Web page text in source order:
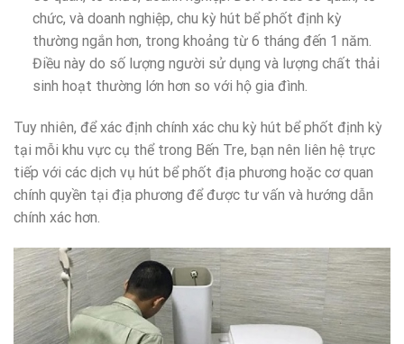
chức, và doanh nghiệp, chu kỳ hút bể phốt định kỳ
thường ngắn hơn, trong khoảng từ 6 tháng đến 1 năm.
Điều này do số lượng người sử dụng và lượng chất thải
sinh hoạt thường lớn hơn so với hộ gia đình.
Tuy nhiên, để xác định chính xác chu kỳ hút bể phốt định kỳ
tại mỗi khu vực cụ thể trong Bến Tre, bạn nên liên hệ trực
tiếp với các dịch vụ hút bể phốt địa phương hoặc cơ quan
chính quyền tại địa phương để được tư vấn và hướng dẫn
chính xác hơn.